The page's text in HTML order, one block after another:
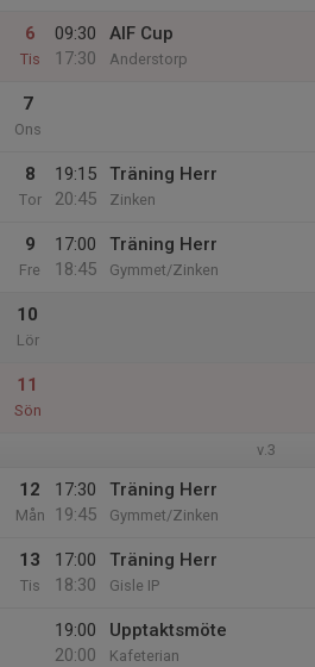
6
Tis
09:30
17:30
AIF Cup
Anderstorp
7
Ons
8
Tor
19:15
20:45
Träning Herr
Zinken
9
Fre
17:00
18:45
Träning Herr
Gymmet/Zinken
10
Lör
11
Sön
v.3
12
Mån
17:30
19:45
Träning Herr
Gymmet/Zinken
13
Tis
17:00
18:30
Träning Herr
Gisle IP
19:00
20:00
Upptaktsmöte
Kafeterian